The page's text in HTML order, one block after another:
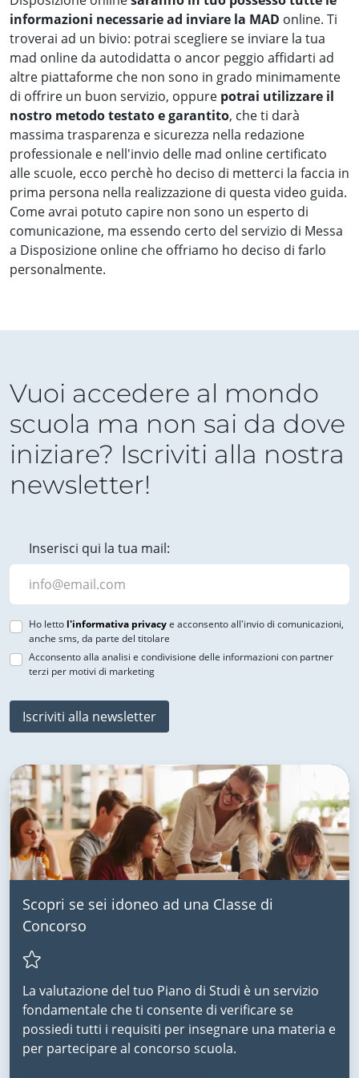
informazioni necessarie ad inviare la MAD online. Ti
troverai ad un bivio: potrai scegliere se inviare la tua
mad online da autodidatta o ancor peggio affidarti ad
altre piattaforme che non sono in grado minimamente
di offrire un buon servizio, oppure potrai utilizzare il
nostro metodo testato e garantito, che ti darà
massima trasparenza e sicurezza nella redazione
professionale e nell'invio delle mad online certificato
alle scuole, ecco perchè ho deciso di metterci la faccia in
prima persona nella realizzazione di questa video guida.
Come avrai potuto capire non sono un esperto di
comunicazione, ma essendo certo del servizio di Messa
a Disposizione online che offriamo ho deciso di farlo
personalmente.
Vuoi accedere al mondo
scuola ma non sai da dove
iniziare? Iscriviti alla nostra
newsletter!
Inserisci qui la tua mail:
Ho letto l'informativa privacye acconsento all'invio di comunicazioni,
anche sms, da parte del titolare
Acconsento alla analisi e condivisione delle informazioni con partner
terzi per motivi di marketing
Iscriviti alla newsletter
Scopri se sei idoneo ad una Classe di
Concorso
La valutazione del tuo Piano di Studi è un servizio
fondamentale che ti consente di verificare se
possiedi tutti i requisiti per insegnare una materia e
per partecipare al concorso scuola.